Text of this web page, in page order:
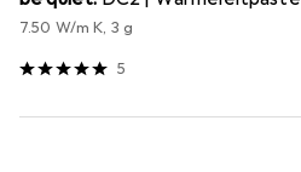
7.50 W/m K, 3 g
5